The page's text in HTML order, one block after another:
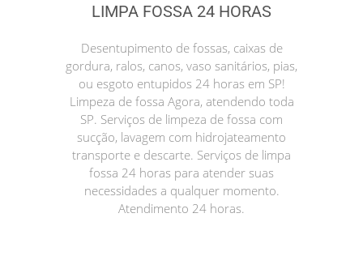
LIMPA FOSSA 24 HORAS
Desentupimento de fossas, caixas de
gordura, ralos, canos, vaso sanitários, pias,
ou esgoto entupidos 24 horas em SP!
Limpeza de fossa Agora, atendendo toda
SP. Serviços de limpeza de fossa com
sucção, lavagem com hidrojateamento
transporte e descarte. Serviços de limpa
fossa 24 horas para atender suas
necessidades a qualquer momento.
Atendimento 24 horas.